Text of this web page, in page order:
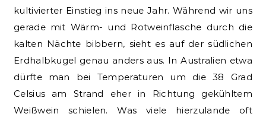
kultivierter Einstieg ins neue Jahr. Während wir uns
gerade mit Wärm- und Rotweinflasche durch die
kalten Nächte bibbern, sieht es auf der südlichen
Erdhalbkugel genau anders aus. In Australien etwa
dürfte man bei Temperaturen um die 38 Grad
Celsius am Strand eher in Richtung gekühltem
Weißwein schielen. Was viele hierzulande oft